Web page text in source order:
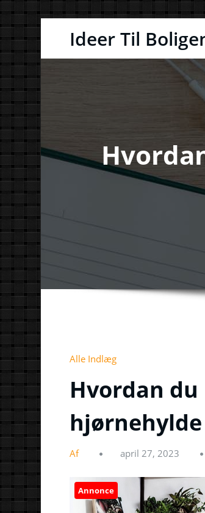
Ideer Til
Alle Indlæg
Hvordan
Af april 27, 2023
Annonce